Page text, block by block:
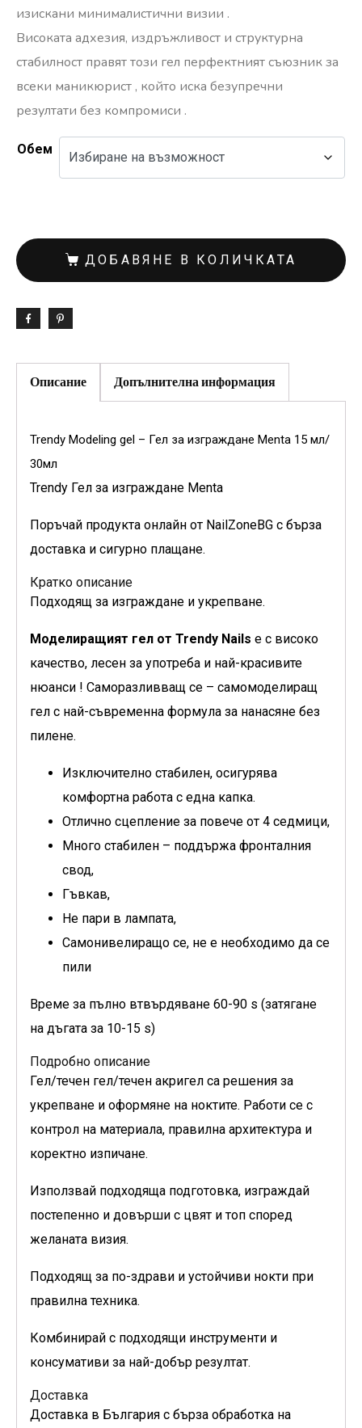
изискани минималистични визии .
Високата адхезия, издръжливост и структурна
стабилност правят този гел перфектният съюзник за
всеки маникюрист , който иска безупречни
резултати без компромиси .
Обем
ДОБАВЯНЕ В КОЛИЧКАТА
Описание Допълнителна информация
Trendy Modeling gel – Гел за изграждане Menta 15 мл/
30мл
Trendy Гел за изграждане Menta
Поръчай продукта онлайн от NailZoneBG с бърза
доставка и сигурно плащане.
Кратко описание
Подходящ за изграждане и укрепване.
Моделиращият гел от Trendy Nails е с високо
качество, лесен за употреба и най-красивите
нюанси ! Саморазливващ се – самомоделиращ
гел с най-съвременна формула за нанасяне без
пилене.
Изключително стабилен, осигурява
комфортна работа с една капка.
Отлично сцепление за повече от 4 седмици,
Много стабилен – поддържа фронталния
свод,
Гъвкав,
Не пари в лампата,
Самонивелиращо се, не е необходимо да се
пили
Време за пълно втвърдяване 60-90 s (затягане
на дъгата за 10-15 s)
Подробно описание
Гел/течен гел/течен акригел са решения за
укрепване и оформяне на ноктите. Работи се с
контрол на материала, правилна архитектура и
коректно изпичане.
Използвай подходяща подготовка, изграждай
постепенно и довърши с цвят и топ според
желаната визия.
Подходящ за по-здрави и устойчиви нокти при
правилна техника.
Комбинирай с подходящи инструменти и
консумативи за най-добър резултат.
Доставка
Доставка в България с бърза обработка на